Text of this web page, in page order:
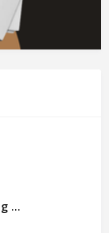
Jasmin Schwanke – Digitales Marketing & KI-gestützte Contenterstellung